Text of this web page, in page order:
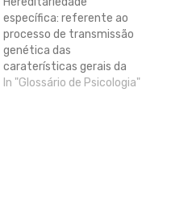
específica: referente ao
processo de transmissão
genética das
caraterísticas gerais da
espécie.
In "Glossário de Psicologia"